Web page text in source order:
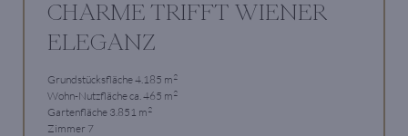
CHARME TRIFFT WIENER
ELEGANZ
Grundstücksfläche 4.185 m2
Wohn-Nutzfläche ca. 465 m2
Gartenfläche 3.851 m2
Zimmer 7